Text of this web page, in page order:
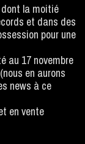
la moitié
et dans des
pour une
au 17 novembre
en aurons
news à ce
en vente